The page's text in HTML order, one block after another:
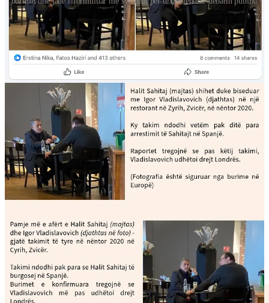
Ky akt i vjedhjes intelektuale nuk është thjesht joetik; është i
rrezikshëm. Ai përbën pjesë të një strategjie të mirëllogaritur nga një
rrjet dezinformimi që synon të minojë besimin e publikut te gazetaria
investigative dhe, rrjedhimisht, të zbehë përpjekjet e vazhdueshme
dhe bashkëpunëtorët e tyre për dyshime se kanë kryer krime të luftës
dhe vrasje politike gjatë dhe pas luftës.
The Gunpowder Chronicles
e ka dokumentuar gjerësisht këtë rrjet, i
cili rrotullohet rreth Milaim Zekës, një manipulator mediatik me
përvojë, me lidhje të thella si me qarqe kriminale, ashtu edhe me
figura të lidhura me inteligjencën ruse. Vetë Zeka ka qenë cak i
shumë raportimeve zbuluese, që e nxjerrin atë si i përfshirë në
fabrikimin e provave, skema shantazhi dhe madje edhe në shitjen e
pamjeve të kohës së luftës për mediat shtetërore serbe, me qëllim
ushqimin e propagandës serbe që e akuzon UÇK-në për trafikim
organesh, akuza që tashmë janë hedhur poshtë si të pabazuara
Kuvendi i Kosovës në bashkëpunim me bashkësinë ndërkombëtare,
me qëllim që të sjellë drejtësi për viktimat e krimeve të luftës dhe
vrasjeve politike të kryera gjatë dhe pas luftës në Kosovë. Deri më
sot, Zeka mbetet arkitekti kryesor i fushatës aktuale të dezinformimit
që ka në shënjestër Dhomat e Specializuara.